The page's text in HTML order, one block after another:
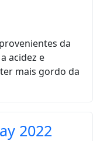
da
acidez e
mais gordo da
2022